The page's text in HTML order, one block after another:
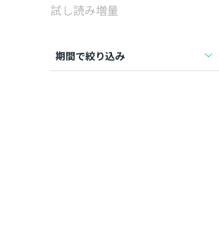
試し読み増量
期間で絞り込み